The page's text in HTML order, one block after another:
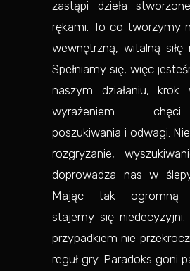
zastąpi dzieła
rękami. To co tworzymy
wewnętrzną, witalną siłę
Spełniamy się, więc
naszym działaniu,
wyrażeniem
poszukiwania i odwagi.
rozgryzanie,
doprowadza nas w
Mając tak ogromną
stajemy się
przypadkiem nie
reguł gry. Paradoks goni